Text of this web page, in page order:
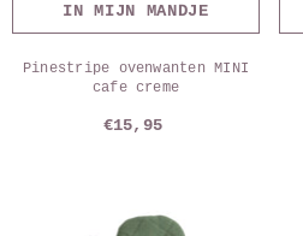
IN MIJN MANDJE
Pinestripe ovenwanten MINI
cafe creme
€15,95